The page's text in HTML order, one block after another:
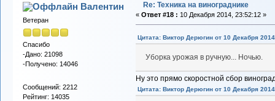
Валентин
Ветеран
Спасибо
-Дано: 21098
-Получено: 14046
Сообщений: 2212
Рейтинг: 14035
Re: Техника на винограднике
« Ответ #18 : 10 Декабря 2014, 23:52:12 »
Цитата: Виктор Дерюгин от 10 Декабря
Уборка урожая в ручную... Ночью.
Ну это прямо скоростной сбор
Цитата: Виктор Дерюгин от 10 Декабря